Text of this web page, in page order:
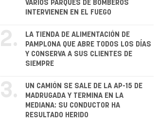
VARIOS PARQUES DE BOMBEROS
INTERVIENEN EN EL FUEGO
2.
LA TIENDA DE ALIMENTACIÓN DE
PAMPLONA QUE ABRE TODOS LOS DÍAS
Y CONSERVA A SUS CLIENTES DE
SIEMPRE
3.
UN CAMIÓN SE SALE DE LA AP-15 DE
MADRUGADA Y TERMINA EN LA
MEDIANA: SU CONDUCTOR HA
RESULTADO HERIDO